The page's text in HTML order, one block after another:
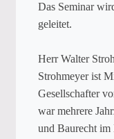
Das Seminar
geleitet.
Herr Walter
Strohmeyer ist
Gesellschafter
war mehrere
und Baurecht im